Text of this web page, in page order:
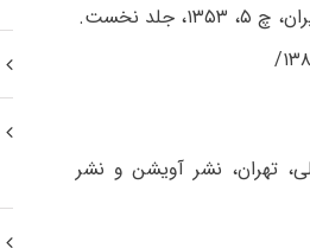
تهران، نشر آویشن و نشر